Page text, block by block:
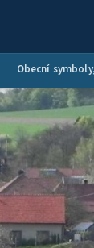
Obecní